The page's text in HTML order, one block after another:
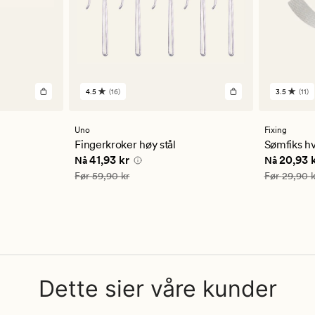
16
en
gjennomsnittlig
vurdering
på
4.5
4.5 (16)
Uno
Fingerkroker høy stål
Nåværende pris
Nå 41,93 kr
Vanlig pris 59,90 kr
Før59,90 kr
11
en
på
3.5
3.5 (11)
Fixing
Sømfiks
Nå 20,93
Vanlig pris
Før29,90
Dette sier våre kunder